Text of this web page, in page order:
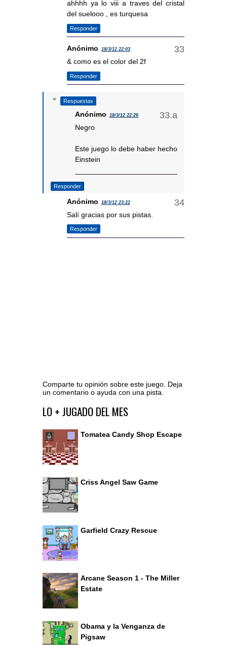
ahhhh ya lo viii a traves del cristal
del suelooo , es turquesa
Responder
Anónimo 18/3/12 22:03
& como es el color del 2f
Responder
Respuestas
Anónimo 18/3/12 22:26
Negro
Este juego lo debe haber hecho
Einstein
Responder
Anónimo 18/3/12 23:22
Salí gracias por sus pistas.
Responder
Comparte tu opinión sobre este juego. Deja
un comentario o ayuda con una pista.
Ir al editor de comentarios
LO + JUGADO DEL MES
Tomatea Candy Shop Escape
Criss Angel Saw Game
Garfield Crazy Rescue
Arcane Season 1 - The Miller
Estate
Obama y la Venganza de
Pigsaw